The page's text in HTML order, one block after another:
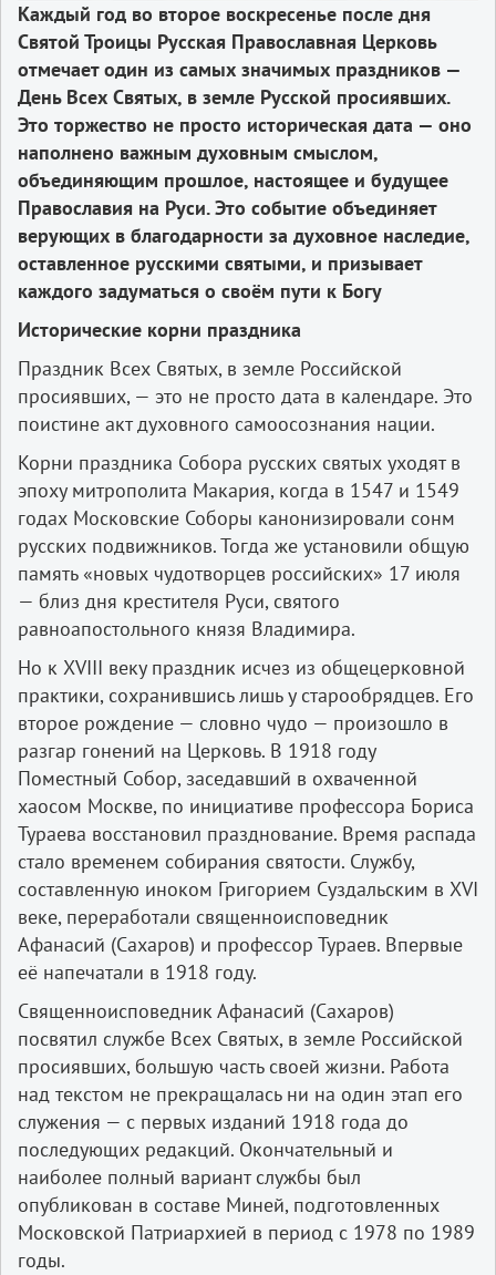
Каждый год во второе воскресенье после дня
Святой Троицы Русская Православная Церковь
отмечает один из самых значимых праздников —
День Всех Святых, в земле Русской просиявших.
Это торжество не просто историческая дата — оно
наполнено важным духовным смыслом,
объединяющим прошлое, настоящее и будущее
Православия на Руси. Это событие объединяет
верующих в благодарности за духовное наследие,
оставленное русскими святыми, и призывает
каждого задуматься о своём пути к Богу
Исторические корни праздника
Праздник Всех Святых, в земле Российской
просиявших, — это не просто дата в календаре. Это
поистине акт духовного самоосознания нации.
Корни праздника Собора русских святых уходят в
эпоху митрополита Макария, когда в 1547 и 1549
годах Московские Соборы канонизировали сонм
русских подвижников. Тогда же установили общую
память «новых чудотворцев российских» 17 июля
— близ дня крестителя Руси, святого
равноапостольного князя Владимира.
Но к XVIII веку праздник исчез из общецерковной
практики, сохранившись лишь у старообрядцев. Его
второе рождение — словно чудо — произошло в
разгар гонений на Церковь. В 1918 году
Поместный Собор, заседавший в охваченной
хаосом Москве, по инициативе профессора Бориса
Тураева восстановил празднование. Время распада
стало временем собирания святости. Службу,
составленную иноком Григорием Суздальским в XVI
веке, переработали священноисповедник
Афанасий (Сахаров) и профессор Тураев. Впервые
её напечатали в 1918 году.
Священноисповедник Афанасий (Сахаров)
посвятил службе Всех Святых, в земле Российской
просиявших, большую часть своей жизни. Работа
над текстом не прекращалась ни на один этап его
служения — с первых изданий 1918 года до
последующих редакций. Окончательный и
наиболее полный вариант службы был
опубликован в составе Миней, подготовленных
Московской Патриархией в период с 1978 по 1989
годы.